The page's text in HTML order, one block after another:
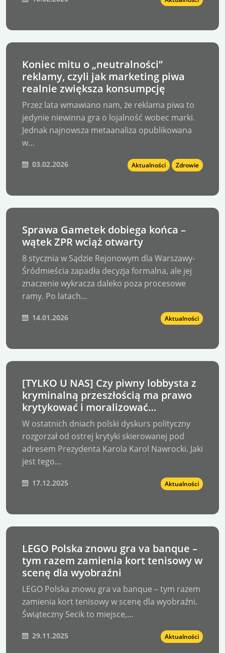
Koniec mitu o „neutralności”
reklamy, czyli jak marketing piwa
realnie zwiększa konsumpcję
Przez lata wmawiano nam, że reklama piwa to
jedynie niewinna gra o lojalność wobec marki.
Jednak najnowsza metaanaliza opublikowana
w…
03.02.2026 Aktualności Zdrowie
Sprawa Gametek dobiega końca –
wątek ZPR wciąż otwarty
8 stycznia w Sądzie Rejonowym dla Warszawy-
Śródmieścia zapadła decyzja formalna, ale jej
znaczenie wykracza daleko poza procesowe
ramy. Po latach…
14.01.2026 Aktualności
[TYLKO U NAS] Czy piwny lobbysta z
kryminalną przeszłością ma prawo
krytykować i moralizować
Prezydenta K. Nawrockiego?
W ostatnich dniach polski dyskurs polityczny
rozgorzał od ostrej krytyki skierowanej pod
adresem Prezydenta Karola Karol Nawrocki. Jaki
jest tego…
17.12.2025 Aktualności
LEGO Polska znowu gra va banque –
tym razem zamienia kort tenisowy w
scenę dla wyobraźni
LEGO Polska znowu gra va banque – tym razem
zamienia kort tenisowy w scenę dla wyobraźni.
Świąteczny Secik to miejsce,…
29.11.2025 Aktualności